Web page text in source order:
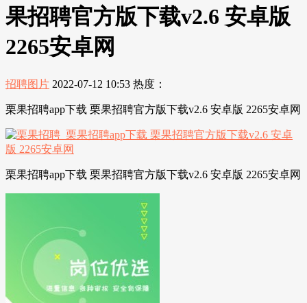
果招聘官方版下载v2.6 安卓版
2265安卓网
招聘图片 2022-07-12 10:53 热度：
栗果招聘app下载 栗果招聘官方版下载v2.6 安卓版 2265安卓网
栗果招聘app下载 栗果招聘官方版下载v2.6 安卓版 2265安卓网